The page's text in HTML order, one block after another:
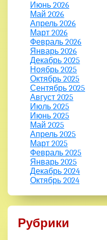
Июнь 2026
Май 2026
Апрель 2026
Март 2026
Февраль 2026
Январь 2026
Декабрь 2025
Ноябрь 2025
Октябрь 2025
Сентябрь 2025
Август 2025
Июль 2025
Июнь 2025
Май 2025
Апрель 2025
Март 2025
Февраль 2025
Январь 2025
Декабрь 2024
Октябрь 2024
Рубрики